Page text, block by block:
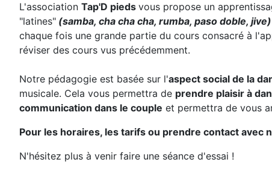
L'association Tap'D pieds vous propose un
"latines" (samba, cha cha cha, rumba, paso doble, jive)
chaque fois une grande partie du cours consacré à
réviser des cours vus précédemment.
Notre pédagogie est basée sur l'aspect social de la
musicale. Cela vous permettra de prendre plaisir à
communication dans le couple et permettra de vous
Pour les horaires, les tarifs ou prendre contact avec
N'hésitez plus à venir faire une séance d'essai !